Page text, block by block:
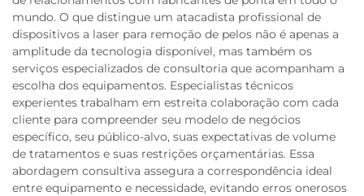
mundo. O que distingue um atacadista profissional de
dispositivos a laser para remoção de pelos não é apenas a
amplitude da tecnologia disponível, mas também os
serviços especializados de consultoria que acompanham a
escolha dos equipamentos. Especialistas técnicos
experientes trabalham em estreita colaboração com cada
cliente para compreender seu modelo de negócios
específico, seu público-alvo, suas expectativas de volume
de tratamentos e suas restrições orçamentárias. Essa
abordagem consultiva assegura a correspondência ideal
entre equipamento e necessidade, evitando erros onerosos